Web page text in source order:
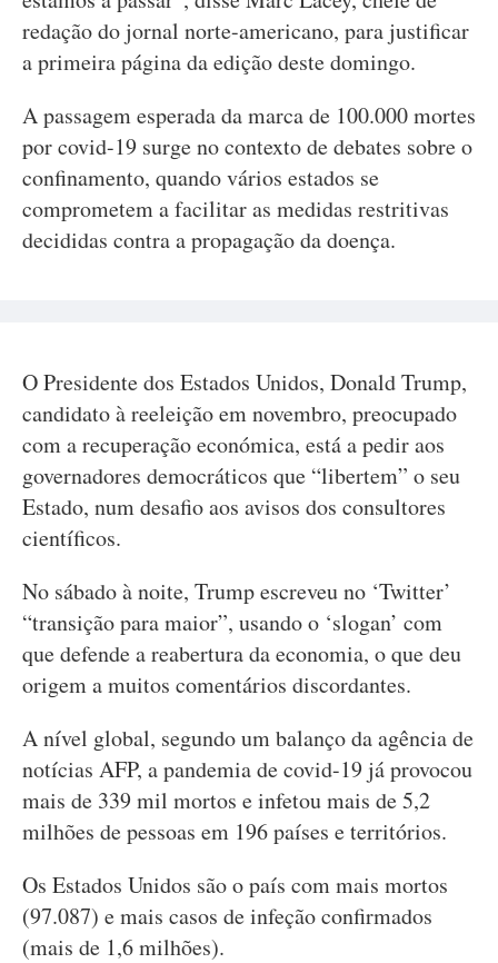
redação do jornal norte-americano, para justificar
a primeira página da edição deste domingo.
A passagem esperada da marca de 100.000 mortes
por covid-19 surge no contexto de debates sobre o
confinamento, quando vários estados se
comprometem a facilitar as medidas restritivas
decididas contra a propagação da doença.
O Presidente dos Estados Unidos, Donald Trump,
candidato à reeleição em novembro, preocupado
com a recuperação económica, está a pedir aos
governadores democráticos que “libertem” o seu
Estado, num desafio aos avisos dos consultores
científicos.
No sábado à noite, Trump escreveu no ‘Twitter’
“transição para maior”, usando o ‘slogan’ com
que defende a reabertura da economia, o que deu
origem a muitos comentários discordantes.
A nível global, segundo um balanço da agência de
notícias AFP, a pandemia de covid-19 já provocou
mais de 339 mil mortos e infetou mais de 5,2
milhões de pessoas em 196 países e territórios.
Os Estados Unidos são o país com mais mortos
(97.087) e mais casos de infeção confirmados
(mais de 1,6 milhões).